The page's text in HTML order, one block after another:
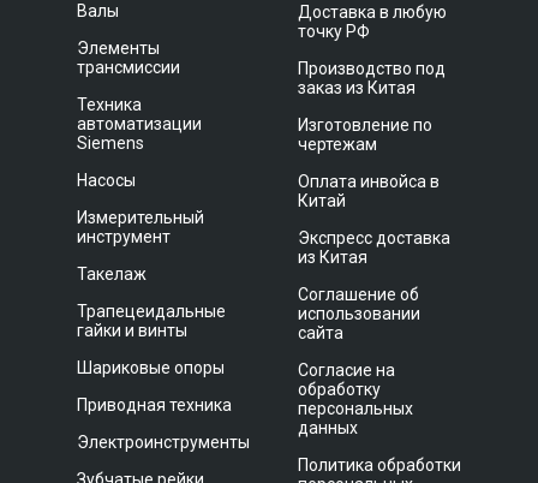
Валы
Элементы
трансмиссии
Техника
автоматизации
Siemens
Насосы
Измерительный
инструмент
Такелаж
Трапецеидальные
гайки и винты
Шариковые опоры
Приводная техника
Электроинструменты
Доставка в любую
точку РФ
Производство под
заказ из Китая
Изготовление по
чертежам
Оплата инвойса в
Китай
Экспресс доставка
из Китая
Соглашение об
использовании
сайта
Согласие на
обработку
персональных
данных
Политика обработки